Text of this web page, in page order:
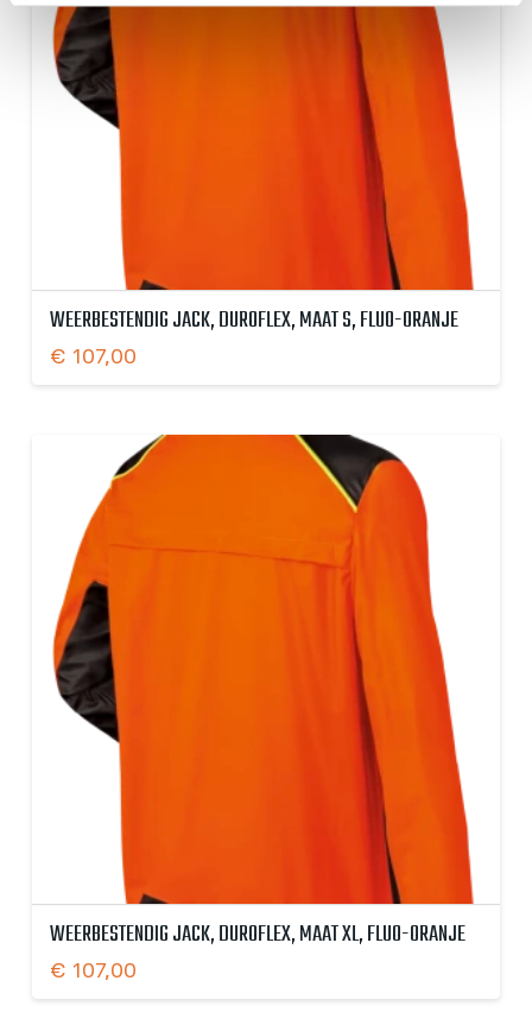
WEERBESTENDIG JACK, DUROFLEX, MAAT S, FLUO-ORANJE
€ 107,00
WEERBESTENDIG JACK, DUROFLEX, MAAT XL, FLUO-ORANJE
€ 107,00